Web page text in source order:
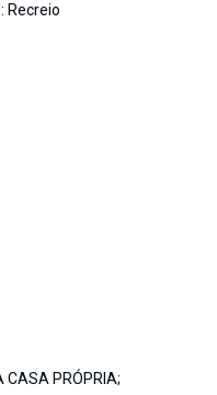
Recreio
CASA PRÓPRIA;